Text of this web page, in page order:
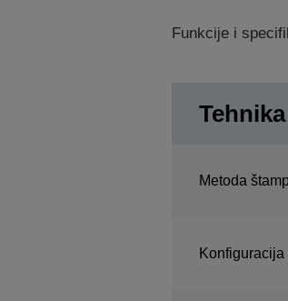
Funkcije i
Tehnika
Metoda